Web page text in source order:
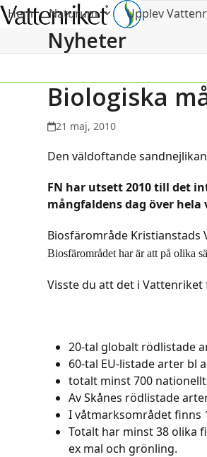
Hem Naturum Upplev
Nyheter
Biologiska
21 maj, 2010
Den väldoftande
FN har utsett 2010 till det
mångfaldens dag över hela
Biosfärområde Kristianstads
Biosfärområdet har är att på olika
Visste du att det i Vattenriket
20-tal globalt rödlistade
60-tal EU-listade arter bl
totalt minst 700
Av Skånes rödlistade
I våtmarksområdet finns
Totalt har minst 38 olika
ex mal och grönling.